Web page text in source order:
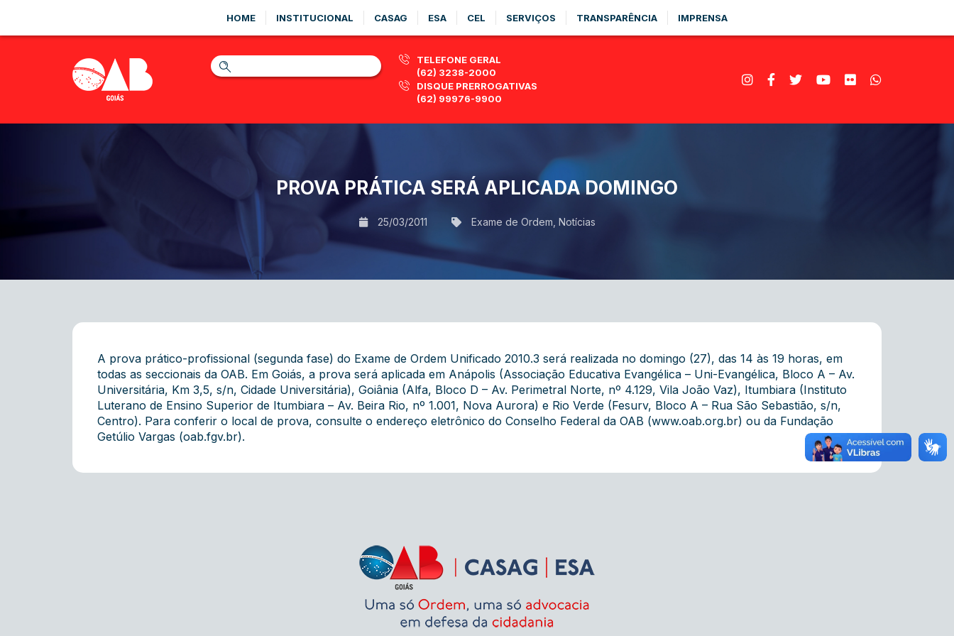
HOME INSTITUCIONAL CASAG ESA CEL SERVIÇOS TRANSPARÊNCIA IMPRENSA
TELEFONE GERAL
(62) 3238-2000
DISQUE PRERROGATIVAS
(62) 99976-9900
PROVA PRÁTICA SERÁ APLICADA DOMINGO
25/03/2011 Exame de Ordem Notícias
A prova prático-profissional (segunda fase) do Exame de Ordem Unificado 2010.3 será realizada no domingo (27), das 14 às 19 horas, em
todas as seccionais da OAB. Em Goiás, a prova será aplicada em Anápolis (Associação Educativa Evangélica – Uni-Evangélica, Bloco A – Av.
Universitária, Km 3,5, s/n, Cidade Universitária), Goiânia (Alfa, Bloco D – Av. Perimetral Norte, nº 4.129, Vila João Vaz), Itumbiara (Instituto
Luterano de Ensino Superior de Itumbiara – Av. Beira Rio, nº 1.001, Nova Aurora) e Rio Verde (Fesurv, Bloco A – Rua São Sebastião, s/n,
Centro). Para conferir o local de prova, consulte o endereço eletrônico do Conselho Federal da OAB (www.oab.org.br) ou da Fundação
Getúlio Vargas (oab.fgv.br).